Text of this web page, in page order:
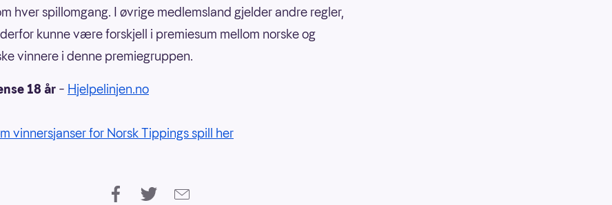
hver spillomgang. I øvrige medlemsland gjelder andre regler,
kunne være forskjell i premiesum mellom norske og
vinnere i denne premiegruppen.
18 år – Hjelpelinjen.no
vinnersjanser for Norsk Tippings spill her